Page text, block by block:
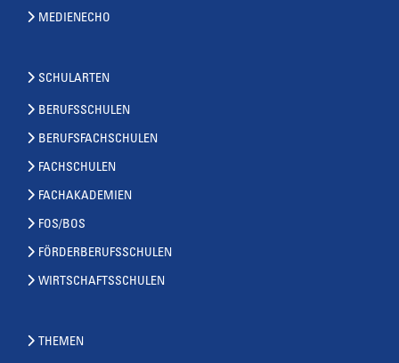
MEDIENECHO
SCHULARTEN
BERUFSSCHULEN
BERUFSFACHSCHULEN
FACHSCHULEN
FACHAKADEMIEN
FOS/BOS
FÖRDERBERUFSSCHULEN
WIRTSCHAFTSSCHULEN
THEMEN